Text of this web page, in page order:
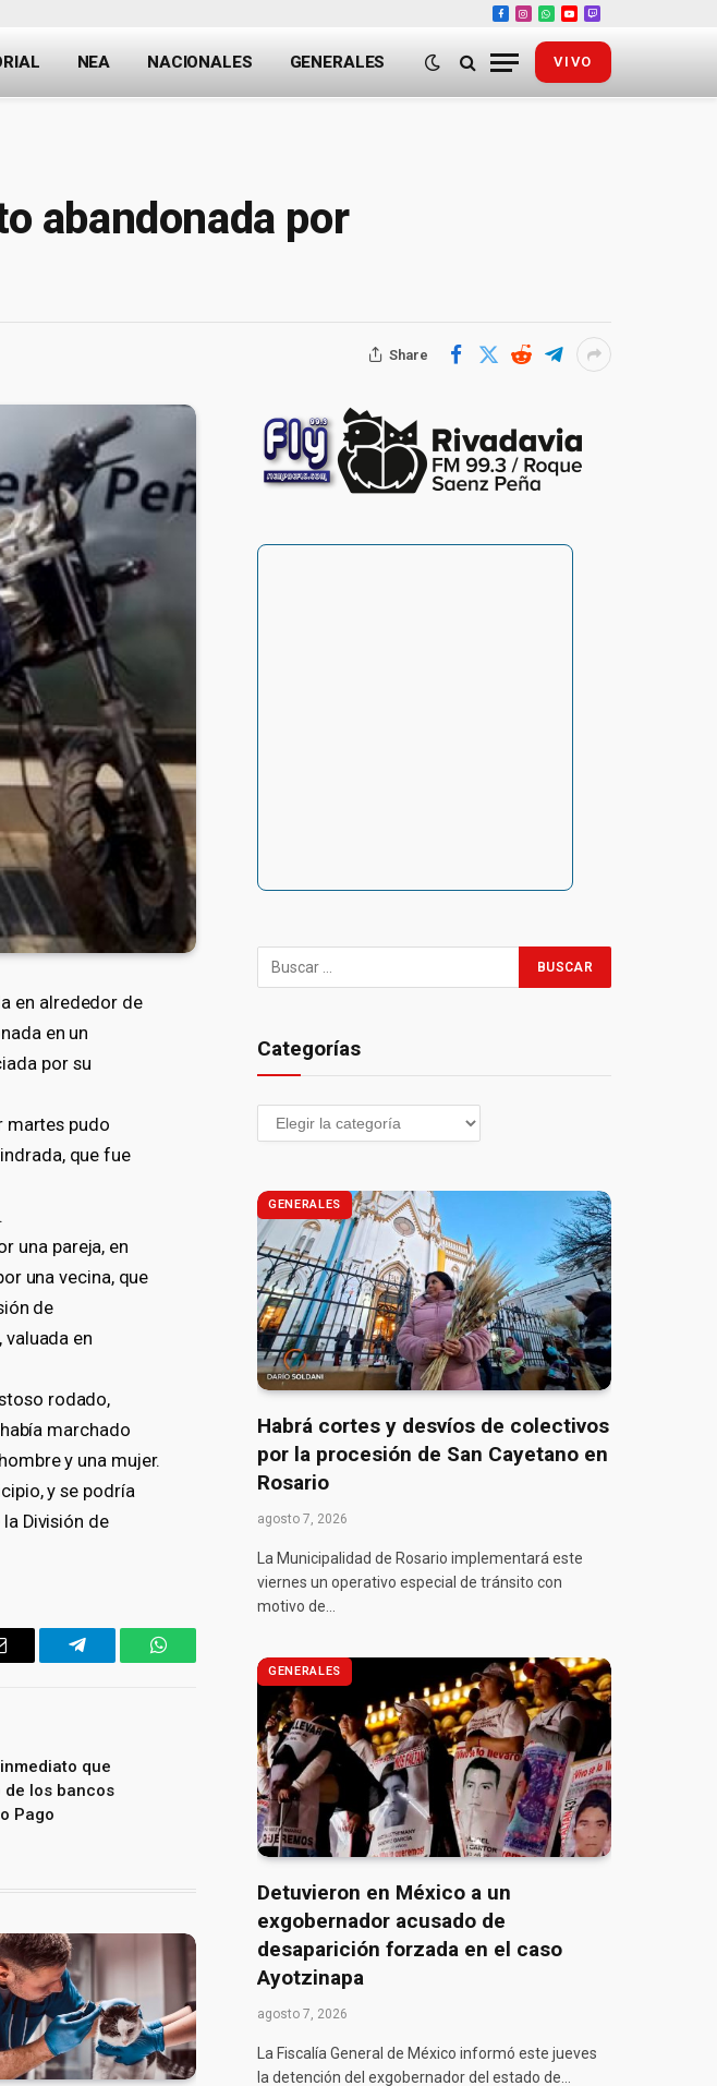
Facebook
Instagram
WhatsApp
YouTube
Twitch
NEA NACIONALES GENERALES VIVO
abandonada por
Share
en alrededor de
en un
por su
martes pudo
que fue
una pareja, en
una vecina, que
de
en
rodado,
marchado
y una mujer.
y se podría
División de
Telegram WhatsApp
que
los bancos
Pago
Categorías
GENERALES
Habrá cortes y desvíos de colectivos
por la procesión de San Cayetano en
Rosario
agosto 7, 2026
La Municipalidad de Rosario implementará este
viernes un operativo especial de tránsito con
motivo de…
GENERALES
Detuvieron en México a un
exgobernador acusado de
desaparición forzada en el caso
Ayotzinapa
agosto 7, 2026
La Fiscalía General de México informó este jueves
la detención del exgobernador del estado de…